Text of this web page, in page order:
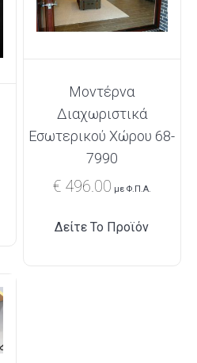
Μοντέρνα
Διαχωριστικά
Εσωτερικού Χώρου 68-
7990
€496.00 με Φ.Π.Α.
Δείτε Το Προϊόν